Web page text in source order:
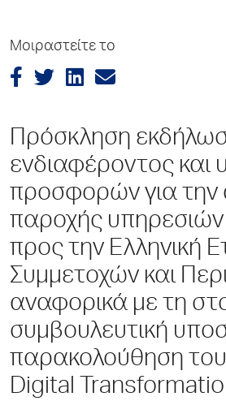
Μοιραστείτε το
Πρόσκληση
ενδιαφέροντος και
προσφορών για την
παροχής
προς την Ελληνική
Συμμετοχών και
αναφορικά με τη
συμβουλευτική
παρακολούθηση του
Digital